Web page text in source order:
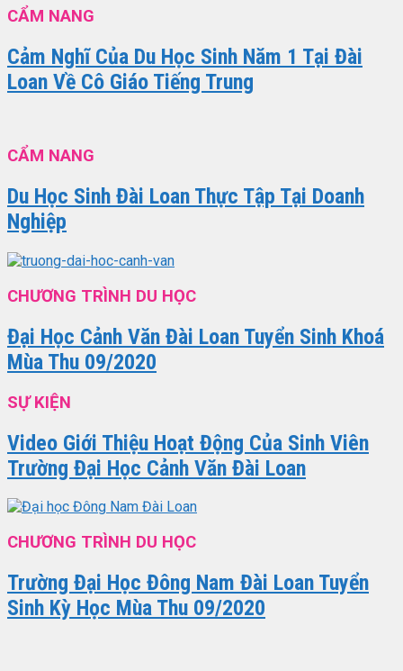
CẨM NANG
Cảm Nghĩ Của Du Học Sinh Năm 1 Tại Đài
Loan Về Cô Giáo Tiếng Trung
CẨM NANG
Du Học Sinh Đài Loan Thực Tập Tại Doanh
Nghiệp
CHƯƠNG TRÌNH DU HỌC
Đại Học Cảnh Văn Đài Loan Tuyển Sinh Khoá
Mùa Thu 09/2020
SỰ KIỆN
Video Giới Thiệu Hoạt Động Của Sinh Viên
Trường Đại Học Cảnh Văn Đài Loan
CHƯƠNG TRÌNH DU HỌC
Trường Đại Học Đông Nam Đài Loan Tuyển
Sinh Kỳ Học Mùa Thu 09/2020